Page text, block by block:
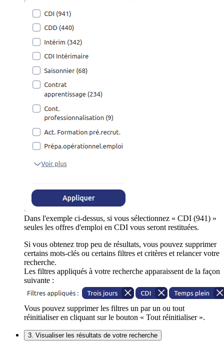
Dans l'exemple ci-dessus, si vous sélectionnez « CDI (941) »
seules les offres d'emploi en CDI vous seront restituées.
Si vous obtenez trop peu de résultats, vous pouvez supprimer
certains mots-clés ou certains filtres et critères et relancer votre
recherche.
Les filtres appliqués à votre recherche apparaissent de la façon
suivante :
Vous pouvez supprimer les filtres un par un ou tout
réinitialiser en cliquant sur le bouton « Tout réinitialiser ».
3. Visualiser les résultats de votre recherche